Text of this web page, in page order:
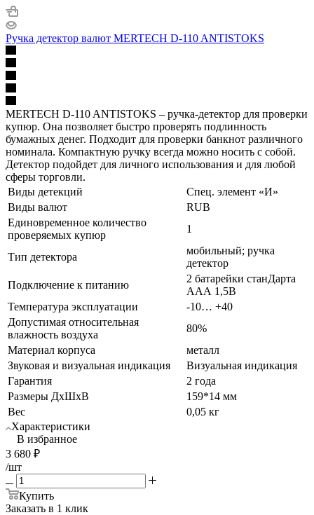
Ручка детектор валют MERTECH D-110 ANTISTOKS
MERTECH D-110 ANTISTOKS – ручка-детектор для проверки
купюр. Она позволяет быстро проверять подлинность
бумажных денег. Подходит для проверки банкнот различного
номинала. Компактную ручку всегда можно носить с собой.
Детектор подойдет для личного использования и для любой
сферы торговли.
Виды детекций
Спец. элемент «И»
Виды валют
RUB
Единовременное количество
проверяемых купюр
1
Тип детектора
мобильный; ручка
детектор
Подключение к питанию
2 батарейки станДарта
ААА 1,5В
Температура эксплуатации
-10… +40
Допустимая относительная
влажность воздуха
80%
Материал корпуса
металл
Звуковая и визуальная индикация
Визуальная индикация
Гарантия
2 года
Размеры ДхШхВ
159*14 мм
Вес
0,05 кг
Характеристики
В избранное
3 680 ₽
/шт
Купить
Заказать в 1 клик